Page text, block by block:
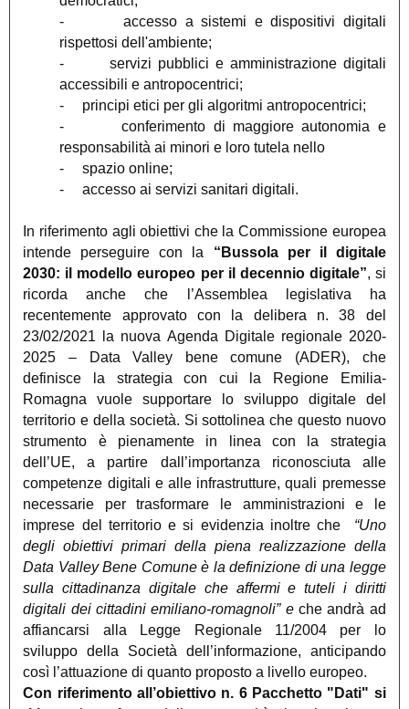
-
accesso a sistemi e dispositivi digitali
rispettosi dell'ambiente;
-
servizi pubblici e amministrazione digitali
accessibili e antropocentrici;
-
principi etici per gli algoritmi antropocentrici;
-
conferimento di maggiore autonomia e
responsabilità ai minori e loro tutela nello
-
spazio online;
-
accesso ai servizi sanitari digitali.
In riferimento agli obiettivi che la Commissione europea
intende perseguire con la “Bussola per il digitale
2030: il modello europeo per il decennio digitale”, si
ricorda anche che l’Assemblea legislativa ha
recentemente approvato con la delibera n. 38 del
23/02/2021 la nuova Agenda Digitale regionale 2020-
2025 – Data Valley bene comune (ADER), che
definisce la strategia con cui la Regione Emilia-
Romagna vuole supportare lo sviluppo digitale del
territorio e della società. Si sottolinea che questo nuovo
strumento è pienamente in linea con la strategia
dell’UE, a partire dall’importanza riconosciuta alle
competenze digitali e alle infrastrutture, quali premesse
necessarie per trasformare le amministrazioni e le
imprese del territorio e si evidenzia inoltre che “Uno
degli obiettivi primari della piena realizzazione della
Data Valley Bene Comune è la definizione di una legge
sulla cittadinanza digitale che affermi e tuteli i diritti
digitali dei cittadini emiliano-romagnoli”e che andrà ad
affiancarsi alla Legge Regionale 11/2004 per lo
sviluppo della Società dell’informazione, anticipando
così l’attuazione di quanto proposto a livello europeo.
Con riferimento all’obiettivo n. 6 Pacchetto "Dati" si